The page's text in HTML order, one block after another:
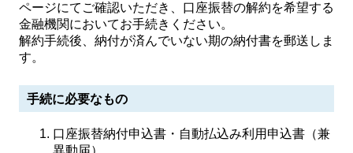
ページにてご確認いただき、口座振替の解約を希望する
金融機関においてお手続きください。
解約手続後、納付が済んでいない期の納付書を郵送しま
す。
手続に必要なもの
口座振替納付申込書・自動払込み利用申込書（兼
異動届）